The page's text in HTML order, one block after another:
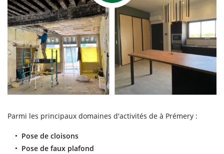
Parmi les principaux domaines d'activités de à Prémery :
Pose de cloisons
Pose de faux plafond